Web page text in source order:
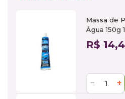
Massa de
Água 150g
R$
− +